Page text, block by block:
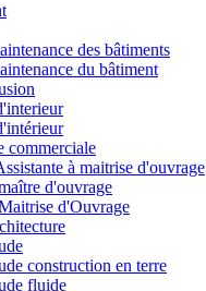
des bâtiments
du bâtiment
commerciale
à maitrise d'ouvrage
d'ouvrage
d'Ouvrage
construction en terre
fluide